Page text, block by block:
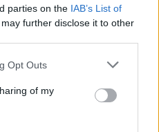
parties on the IAB’s List of
further disclose it to other
Opt Outs
of my